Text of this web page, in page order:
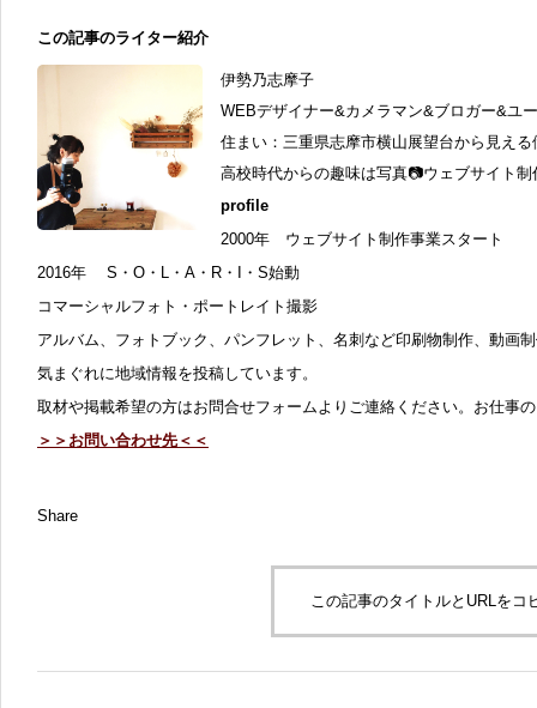
この記事のライター紹介
伊勢乃志摩子
WEBデザイナー&カメラマン&ブロガー&ユ
住まい：三重県志摩市横山展望台から見え
高校時代からの趣味は写真📷ウェブサイト制
profile
2000年 ウェブサイト制作事業スタート
2016年 S・O・L・A・R・I・S始動
コマーシャルフォト・ポートレイト撮影
アルバム、フォトブック、パンフレット、名刺など印刷物制作、動画
気まぐれに地域情報を投稿しています。
取材や掲載希望の方はお問合せフォームよりご連絡ください。お仕事
＞＞お問い合わせ先＜＜
Share
この記事のタイトルとURLをコ